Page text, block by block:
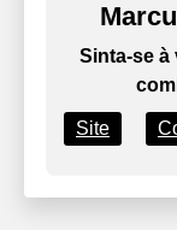
Sinta-se à
Site